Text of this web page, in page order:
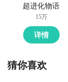
超进化物语
15万
详情
猜你喜欢